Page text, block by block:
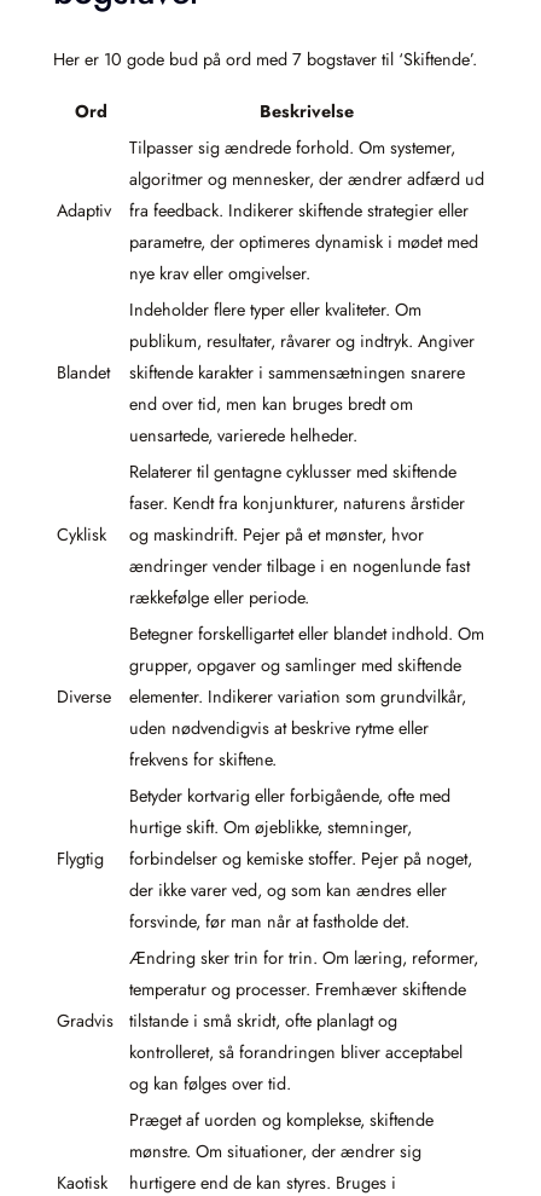
Her er 10 gode bud på ord med 7 bogstaver til ‘Skiftende’.
Ord Beskrivelse
Adaptiv
Tilpasser sig ændrede forhold. Om systemer,
algoritmer og mennesker, der ændrer adfærd ud
fra feedback. Indikerer skiftende strategier eller
parametre, der optimeres dynamisk i mødet med
nye krav eller omgivelser.
Blandet
Indeholder flere typer eller kvaliteter. Om
publikum, resultater, råvarer og indtryk. Angiver
skiftende karakter i sammensætningen snarere
end over tid, men kan bruges bredt om
uensartede, varierede helheder.
Cyklisk
Relaterer til gentagne cyklusser med skiftende
faser. Kendt fra konjunkturer, naturens årstider
og maskindrift. Pejer på et mønster, hvor
ændringer vender tilbage i en nogenlunde fast
rækkefølge eller periode.
Diverse
Betegner forskelligartet eller blandet indhold. Om
grupper, opgaver og samlinger med skiftende
elementer. Indikerer variation som grundvilkår,
uden nødvendigvis at beskrive rytme eller
frekvens for skiftene.
Flygtig
Betyder kortvarig eller forbigående, ofte med
hurtige skift. Om øjeblikke, stemninger,
forbindelser og kemiske stoffer. Pejer på noget,
der ikke varer ved, og som kan ændres eller
forsvinde, før man når at fastholde det.
Gradvis
Ændring sker trin for trin. Om læring, reformer,
temperatur og processer. Fremhæver skiftende
tilstande i små skridt, ofte planlagt og
kontrolleret, så forandringen bliver acceptabel
og kan følges over tid.
Kaotisk
Præget af uorden og komplekse, skiftende
mønstre. Om situationer, der ændrer sig
hurtigere end de kan styres. Bruges i